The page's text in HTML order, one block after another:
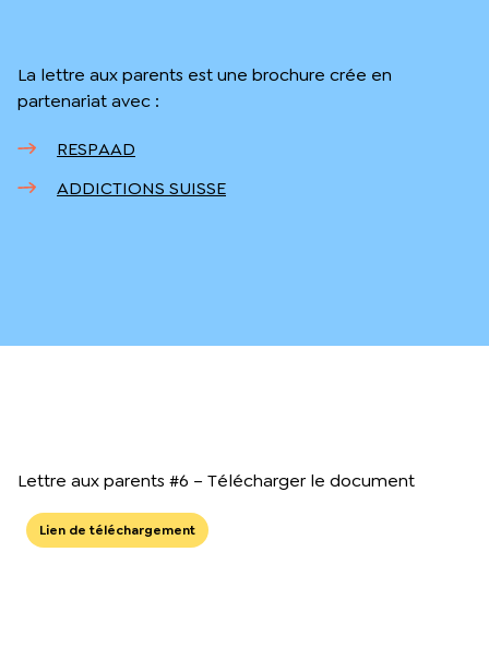
La lettre aux parents est une brochure crée en
partenariat avec :
RESPAAD
ADDICTIONS SUISSE
Lettre aux parents #6 – Télécharger le document
Lien de téléchargement